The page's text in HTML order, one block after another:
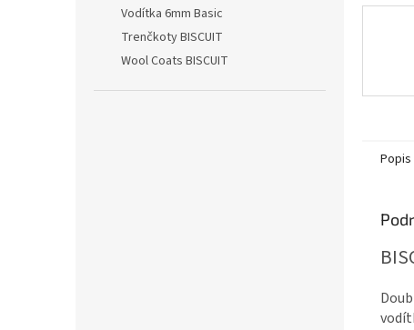
Vodítka 6mm Basic
Trenčkoty BISCUIT
Wool Coats BISCUIT
Popis